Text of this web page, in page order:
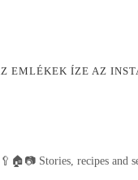
EMLÉKEK ÍZE AZ
🥄🏠📷Stories, recipes and